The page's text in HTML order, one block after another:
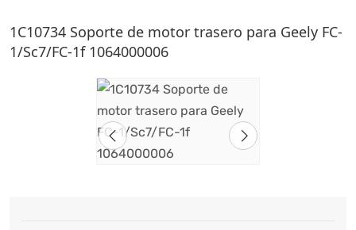
1C10734 Soporte de motor trasero para Geely FC-
1/Sc7/FC-1f 1064000006